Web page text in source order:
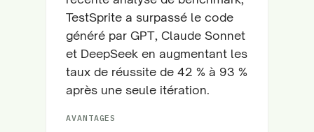
TestSprite a surpassé le code
généré par GPT, Claude Sonnet
et DeepSeek en augmentant les
taux de réussite de 42 % à 93 %
après une seule itération.
AVANTAGES